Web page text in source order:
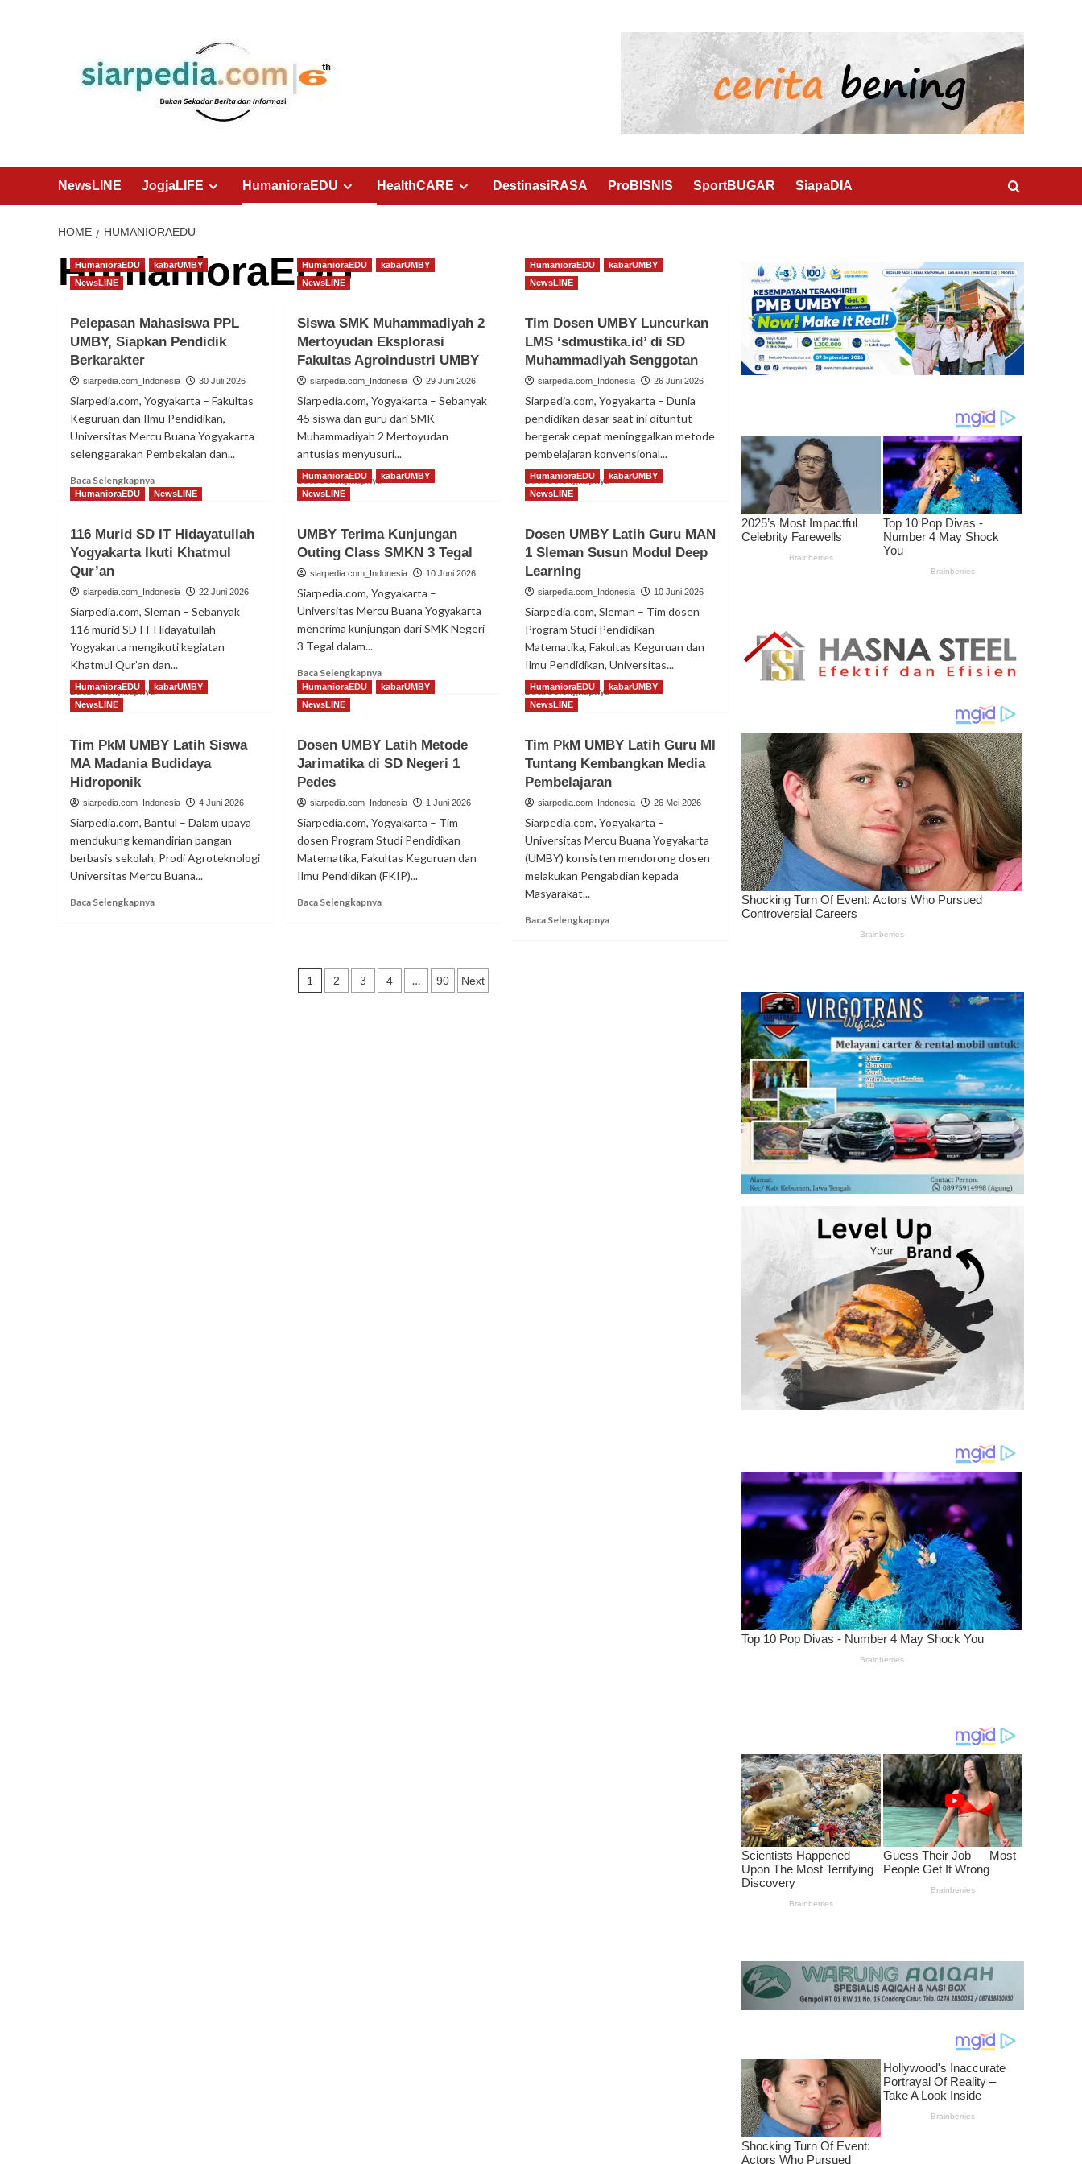
NewsLINE JogjaLIFE HumanioraEDU HealthCARE DestinasiRASA ProBISNIS SportBUGAR SiapaDIA
HOME HUMANIORAEDU
HumanioraEDU
HumanioraEDU
kabarUMBY
NewsLINE
Pelepasan Mahasiswa PPL
UMBY, Siapkan Pendidik
Berkarakter
siarpedia.com_Indonesia 30 Juli 2026
Siarpedia.com, Yogyakarta – Fakultas
Keguruan dan Ilmu Pendidikan,
Universitas Mercu Buana Yogyakarta
selenggarakan Pembekalan dan...
Baca SelengkapnyaRead
more
Mahasiswa
PPL
Siapkan
Berkarakter
HumanioraEDU
kabarUMBY
NewsLINE
Siswa SMK Muhammadiyah 2
Mertoyudan Eksplorasi
Fakultas Agroindustri UMBY
siarpedia.com_Indonesia 29 Juni 2026
Siarpedia.com, Yogyakarta – Sebanyak
45 siswa dan guru dari SMK
Muhammadiyah 2 Mertoyudan
antusias menyusuri...
Baca SelengkapnyaRead
SMK
Muhammadiyah
2
Eksplorasi
Fakultas
Agroindustri
HumanioraEDU
kabarUMBY
NewsLINE
Tim Dosen UMBY Luncurkan
LMS ‘sdmustika.id’ di SD
Muhammadiyah Senggotan
siarpedia.com_Indonesia 26 Juni 2026
Siarpedia.com, Yogyakarta – Dunia
pendidikan dasar saat ini dituntut
bergerak cepat meninggalkan metode
pembelajaran konvensional...
Baca SelengkapnyaRead
Dosen
UMBY
di
SD
Muhammadiyah
Senggotan
HumanioraEDU NewsLINE
116 Murid SD IT Hidayatullah
Yogyakarta Ikuti Khatmul
Qur’an
siarpedia.com_Indonesia 22 Juni 2026
Siarpedia.com, Sleman – Sebanyak
116 murid SD IT Hidayatullah
Yogyakarta mengikuti kegiatan
Khatmul Qur’an dan...
Baca SelengkapnyaRead
Murid
SD
Hidayatullah
Ikuti
Khatmul
Qur’an
HumanioraEDU
kabarUMBY
NewsLINE
UMBY Terima Kunjungan
Outing Class SMKN 3 Tegal
siarpedia.com_Indonesia 10 Juni 2026
Siarpedia.com, Yogyakarta –
Universitas Mercu Buana Yogyakarta
menerima kunjungan dari SMK Negeri
3 Tegal dalam...
Baca SelengkapnyaRead
more
Kunjungan
Outing
3
Tegal
HumanioraEDU
kabarUMBY
NewsLINE
Dosen UMBY Latih Guru MAN
1 Sleman Susun Modul Deep
Learning
siarpedia.com_Indonesia 10 Juni 2026
Siarpedia.com, Sleman – Tim dosen
Program Studi Pendidikan
Matematika, Fakultas Keguruan dan
Ilmu Pendidikan, Universitas...
Baca SelengkapnyaRead
UMBY
Latih
Guru
Sleman
Susun
Modul
Deep
HumanioraEDU
kabarUMBY
NewsLINE
Tim PkM UMBY Latih Siswa
MA Madania Budidaya
Hidroponik
siarpedia.com_Indonesia 4 Juni 2026
Siarpedia.com, Bantul – Dalam upaya
mendukung kemandirian pangan
berbasis sekolah, Prodi Agroteknologi
Universitas Mercu Buana...
Baca SelengkapnyaRead
HumanioraEDU
kabarUMBY
NewsLINE
Dosen UMBY Latih Metode
Jarimatika di SD Negeri 1
Pedes
siarpedia.com_Indonesia 1 Juni 2026
Siarpedia.com, Yogyakarta – Tim
dosen Program Studi Pendidikan
Matematika, Fakultas Keguruan dan
Ilmu Pendidikan (FKIP)...
Baca SelengkapnyaRead
Latih
Metode
HumanioraEDU
kabarUMBY
NewsLINE
Tim PkM UMBY Latih Guru MI
Tuntang Kembangkan Media
Pembelajaran
siarpedia.com_Indonesia 26 Mei 2026
Siarpedia.com, Yogyakarta –
Universitas Mercu Buana Yogyakarta
(UMBY) konsisten mendorong dosen
melakukan Pengabdian kepada
Masyarakat...
Baca SelengkapnyaRead
Paginasi
1 2 3 4 … 90 Next